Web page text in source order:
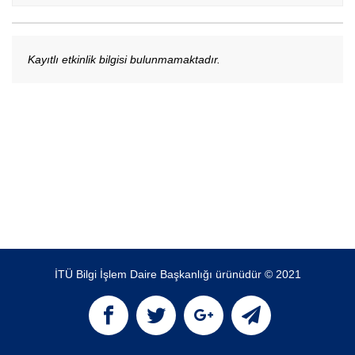
Kayıtlı etkinlik bilgisi bulunmamaktadır.
İTÜ Bilgi İşlem Daire Başkanlığı ürünüdür © 2021